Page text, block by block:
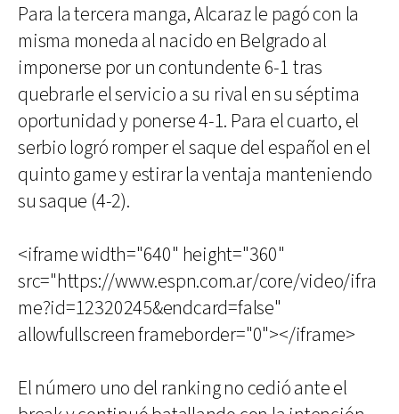
Para la tercera manga, Alcaraz le pagó con la
misma moneda al nacido en Belgrado al
imponerse por un contundente 6-1 tras
quebrarle el servicio a su rival en su séptima
oportunidad y ponerse 4-1. Para el cuarto, el
serbio logró romper el saque del español en el
quinto game y estirar la ventaja manteniendo
su saque (4-2).
<iframe width="640" height="360"
src="https://www.espn.com.ar/core/video/ifra
me?id=12320245&endcard=false"
allowfullscreen frameborder="0"></iframe>
El número uno del ranking no cedió ante el